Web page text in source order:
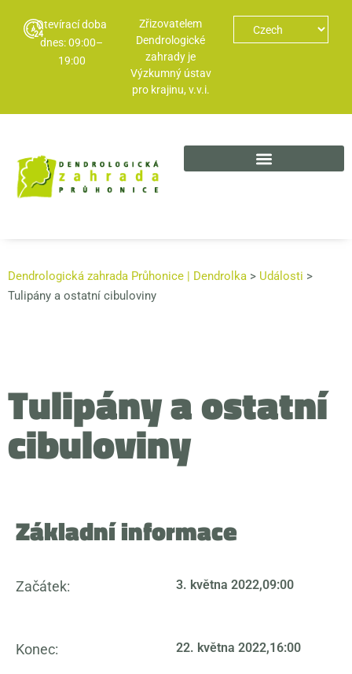
Otevírací doba
dnes: 09:00–
19:00
Zřizovatelem
Dendrologické
zahrady je
Výzkumný ústav
pro krajinu, v.v.i.
Dendrologická zahrada Průhonice | Dendrolka > Události >
Tulipány a ostatní cibuloviny
Tulipány a ostatní
cibuloviny
Základní informace
Začátek: 3. května 2022,09:00
Konec: 22. května 2022,16:00